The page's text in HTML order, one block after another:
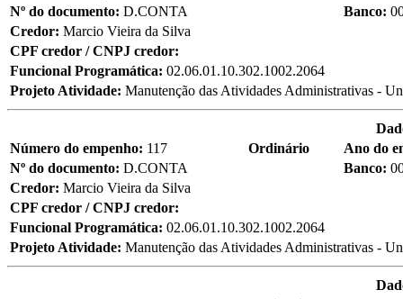
Nº do documento: D.CONTA Banco:
Credor: Marcio Vieira da Silva
CPF credor / CNPJ credor:
Funcional Programática: 02.06.01.10.302.1002.2064
Projeto Atividade: Manutenção das Atividades Administrativas -
Número do empenho: 117 Ordinário
Ano do
Nº do documento: D.CONTA Banco:
Credor: Marcio Vieira da Silva
CPF credor / CNPJ credor:
Funcional Programática: 02.06.01.10.302.1002.2064
Projeto Atividade: Manutenção das Atividades Administrativas -